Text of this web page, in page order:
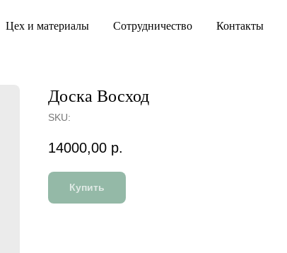
Цех и материалы Сотрудничество Контакты
Доска Восход
SKU:
14000,00 р.
Купить